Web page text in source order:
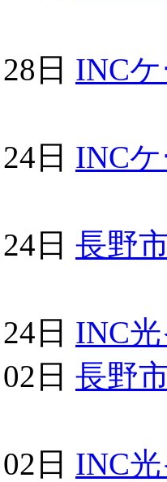
日 INC
日 INC
日 長野
日 INC
日 長野
日 INC